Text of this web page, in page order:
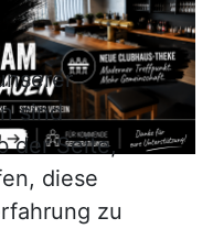
sind
der Seite,
diese
zu